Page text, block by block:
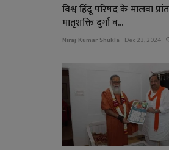
विश्व हिंदू परिषद के मालवा
मातृशक्ति दुर्गा व...
Niraj Kumar Shukla Dec 23, 2024